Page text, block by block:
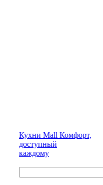
Кухни Mall Комфорт,
доступный
каждому